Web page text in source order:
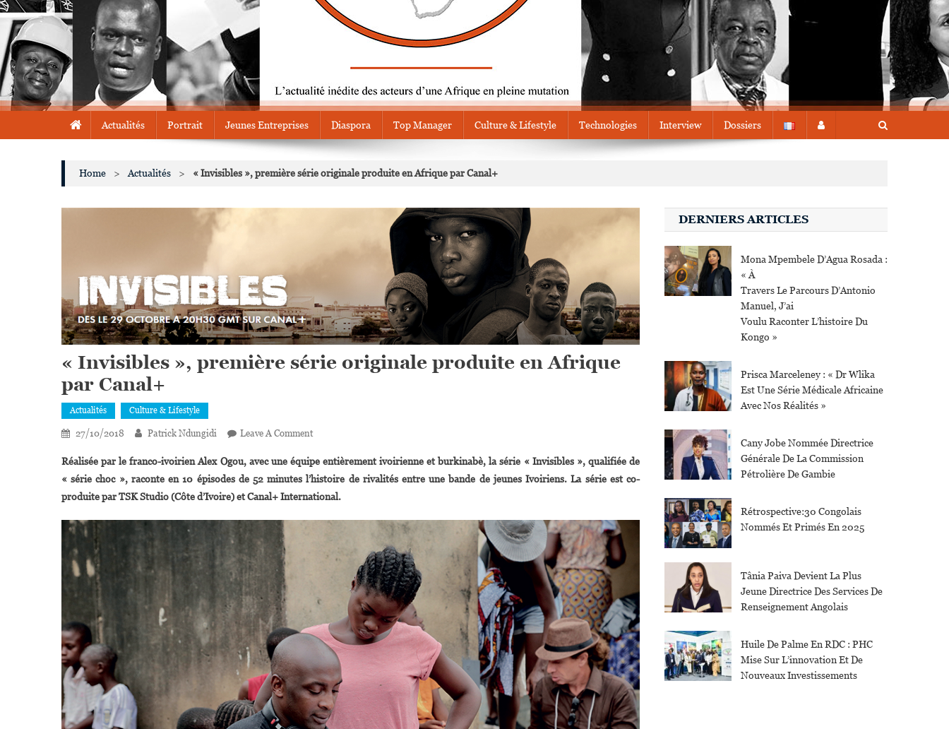
Actualités Portrait Jeunes Entreprises Diaspora Top Manager Culture & Lifestyle Technologies Interview Dossiers
Home > Actualités > « Invisibles », première série originale produite en Afrique par Canal+
« Invisibles », première série originale produite en Afrique
par Canal+
Actualités Culture & Lifestyle
27/10/2018 Patrick Ndungidi Leave A CommentOn
Première
Série
Originale
Afrique
Canal+
Réalisée par le franco-ivoirien Alex Ogou, avec une équipe entièrement ivoirienne et burkinabè, la série « Invisibles », qualifiée de
« série choc », raconte en 10 épisodes de 52 minutes l’histoire de rivalités entre une bande de jeunes Ivoiriens. La série est co-
produite par TSK Studio (Côte d’Ivoire) et Canal+ International.
DERNIERS ARTICLES
Mona Mpembele D’Agua Rosada :
« À
Travers Le Parcours D’Antonio
Manuel, J’ai
Voulu Raconter L’histoire Du
Kongo »
Prisca Marceleney : « Dr Wlika
Est Une Série Médicale Africaine
Avec Nos Réalités »
Cany Jobe Nommée Directrice
Générale De La Commission
Pétrolière De Gambie
Rétrospective:30 Congolais
Nommés Et Primés En 2025
Tânia Paiva Devient La Plus
Jeune Directrice Des Services De
Renseignement Angolais
Huile De Palme En RDC : PHC
Mise Sur L’innovation Et De
Nouveaux Investissements